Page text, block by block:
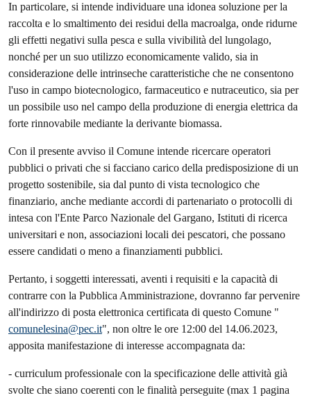
In particolare, si intende individuare una idonea soluzione per la
raccolta e lo smaltimento dei residui della macroalga, onde ridurne
gli effetti negativi sulla pesca e sulla vivibilità del lungolago,
nonché per un suo utilizzo economicamente valido, sia in
considerazione delle intrinseche caratteristiche che ne consentono
l'uso in campo biotecnologico, farmaceutico e nutraceutico, sia per
un possibile uso nel campo della produzione di energia elettrica da
forte rinnovabile mediante la derivante biomassa.
Con il presente avviso il Comune intende ricercare operatori
pubblici o privati che si facciano carico della predisposizione di un
progetto sostenibile, sia dal punto di vista tecnologico che
finanziario, anche mediante accordi di partenariato o protocolli di
intesa con l'Ente Parco Nazionale del Gargano, Istituti di ricerca
universitari e non, associazioni locali dei pescatori, che possano
essere candidati o meno a finanziamenti pubblici.
Pertanto, i soggetti interessati, aventi i requisiti e la capacità di
contrarre con la Pubblica Amministrazione, dovranno far pervenire
all'indirizzo di posta elettronica certificata di questo Comune "
comunelesina@pec.it", non oltre le ore 12:00 del 14.06.2023,
apposita manifestazione di interesse accompagnata da:
- curriculum professionale con la specificazione delle attività già
svolte che siano coerenti con le finalità perseguite (max 1 pagina